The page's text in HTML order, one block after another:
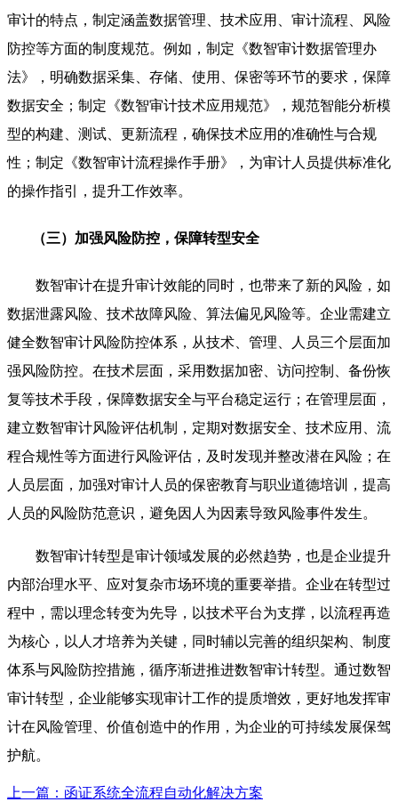
审计的特点，制定涵盖数据管理、技术应用、审计流程、风险
防控等方面的制度规范。例如，制定《数智审计数据管理办
法》，明确数据采集、存储、使用、保密等环节的要求，保障
数据安全；制定《数智审计技术应用规范》，规范智能分析模
型的构建、测试、更新流程，确保技术应用的准确性与合规
性；制定《数智审计流程操作手册》，为审计人员提供标准化
的操作指引，提升工作效率。
（三）加强风险防控，保障转型安全
数智审计在提升审计效能的同时，也带来了新的风险，如
数据泄露风险、技术故障风险、算法偏见风险等。企业需建立
健全数智审计风险防控体系，从技术、管理、人员三个层面加
强风险防控。在技术层面，采用数据加密、访问控制、备份恢
复等技术手段，保障数据安全与平台稳定运行；在管理层面，
建立数智审计风险评估机制，定期对数据安全、技术应用、流
程合规性等方面进行风险评估，及时发现并整改潜在风险；在
人员层面，加强对审计人员的保密教育与职业道德培训，提高
人员的风险防范意识，避免因人为因素导致风险事件发生。
数智审计转型是审计领域发展的必然趋势，也是企业提升
内部治理水平、应对复杂市场环境的重要举措。企业在转型过
程中，需以理念转变为先导，以技术平台为支撑，以流程再造
为核心，以人才培养为关键，同时辅以完善的组织架构、制度
体系与风险防控措施，循序渐进推进数智审计转型。通过数智
审计转型，企业能够实现审计工作的提质增效，更好地发挥审
计在风险管理、价值创造中的作用，为企业的可持续发展保驾
护航。
上一篇：函证系统全流程自动化解决方案